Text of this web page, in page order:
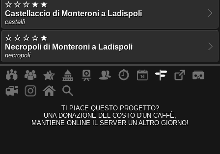
☆ ☆ ☆ ★ ★
Castellaccio di Monteroni a Ladispoli
castelli
☆ ☆ ☆ ☆ ★
Necropoli di Monteroni a Ladispoli
necropoli
TI PIACE QUESTO PROGETTO?
UNA DONAZIONE DEL COSTO D'UN CAFFÈ,
MANTIENE ONLINE IL SERVER UN ALTRO GIORNO!